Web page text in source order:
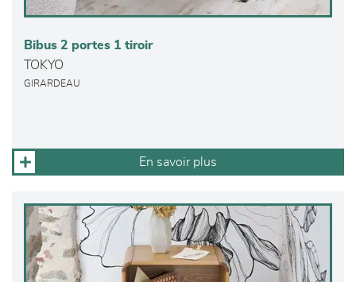
Bibus 2 portes 1 tiroir
TOKYO
GIRARDEAU
En savoir plus